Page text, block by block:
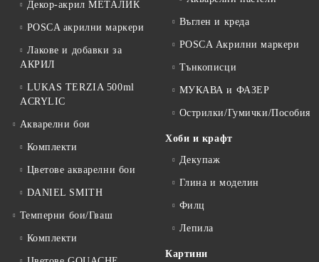
Декор-акрил МЕТАЛИК
POSCA акрилни маркери
Лакове и добавки за
АКРИЛ
LUKAS TERZIA 500ml
ACRYLIC
Акварелни бои
Комплекти
Цветове акварелни бои
DANIEL SMITH
Темперни бои/Гваш
Комплекти
Въглен и креда
POSCA Акрилни маркери
Тънкописци
МУКАВА и ФАЗЕР
Острилки/Гумички/Пособия
Хоби и крафт
Декупаж
Глина и моделин
Филц
Лепила
Картини